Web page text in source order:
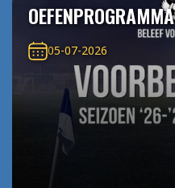
OEFENPROGRAMMA
05-07-2026